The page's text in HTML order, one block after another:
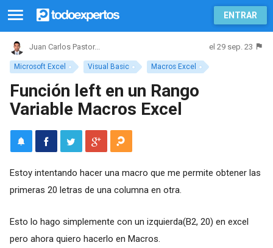
ENTRAR
Microsoft Excel Visual Basic Macros Excel
Juan Carlos Pastor... el 29 sep. 23
Función left en un Rango
Variable Macros Excel
Estoy intentando hacer una macro que me permite obtener las
primeras 20 letras de una columna en otra.
Esto lo hago simplemente con un izquierda(B2, 20) en excel
pero ahora quiero hacerlo en Macros.